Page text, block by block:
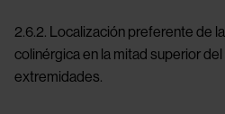
2.6.2. Localización preferente de
colinérgica en la mitad superior
extremidades.